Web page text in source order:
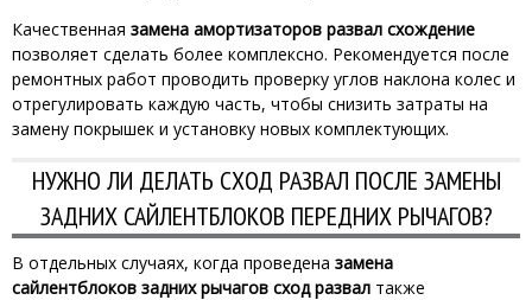
Качественная замена амортизаторов развал схождение
позволяет сделать более комплексно. Рекомендуется после
ремонтных работ проводить проверку углов наклона колес и
отрегулировать каждую часть, чтобы снизить затраты на
замену покрышек и установку новых комплектующих.
НУЖНО ЛИ ДЕЛАТЬ СХОД РАЗВАЛ ПОСЛЕ ЗАМЕНЫ
ЗАДНИХ САЙЛЕНТБЛОКОВ ПЕРЕДНИХ РЫЧАГОВ?
В отдельных случаях, когда проведена замена
сайлентблоков задних рычагов сход развал также